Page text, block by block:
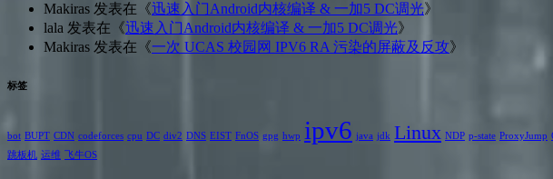
Makiras 发表在《迅速入门Android内核编译 & 一加5 DC调光》
lala 发表在《迅速入门Android内核编译 & 一加5 DC调光》
Makiras 发表在《一次 UCAS 校园网 IPV6 RA 污染的屏蔽及反攻》
标签
bot BUPT CDN codeforces cpu DC div2 DNS EIST FnOS gpg hwp ipv6 java jdk Linux NDP p-state ProxyJump
跳板机 运维 飞牛OS